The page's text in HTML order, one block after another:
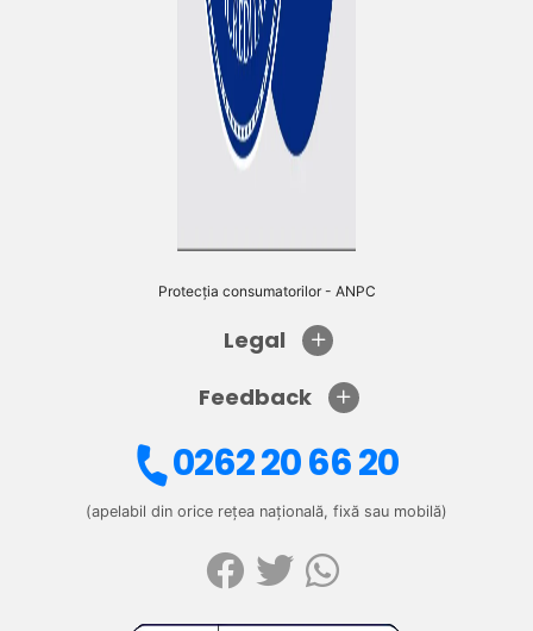
Protecția consumatorilor - ANPC
Legal
Feedback
0262 20 66 20
(apelabil din orice rețea națională, fixă sau mobilă)